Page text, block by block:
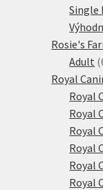
Single
Rosie's
Adult
Royal
Royal
Royal
Royal
Royal
Royal
Royal